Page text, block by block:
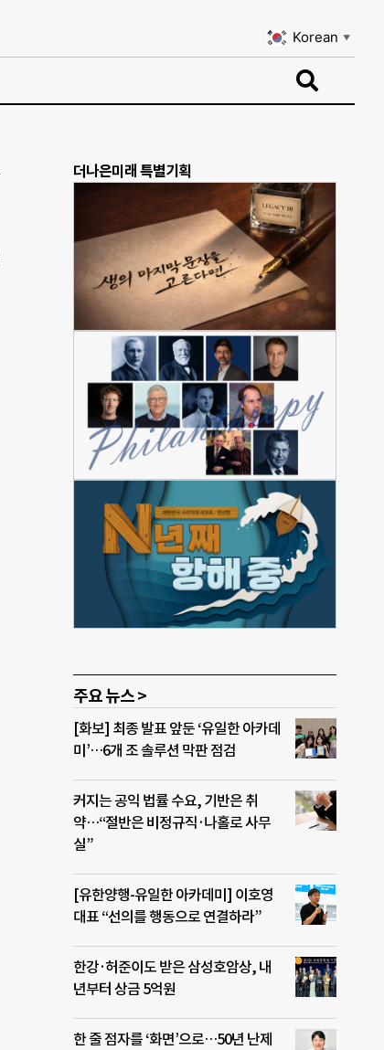
Korean ▼
더나은미래 특별기획
주요 뉴스 >
[화보] 최종 발표 앞둔 ‘유일한 아카데
미’…6개 조 솔루션 막판 점검
커지는 공익 법률 수요, 기반은 취
약…“절반은 비정규직·나홀로 사무
실”
[유한양행-유일한 아카데미] 이호영
대표 “선의를 행동으로 연결하라”
한강·허준이도 받은 삼성호암상, 내
년부터 상금 5억원
한 줄 점자를 ‘화면’으로…50년 난제